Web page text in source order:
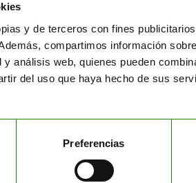
y de terceros con fines
compartimos información
y análisis web, quienes pueden
del uso que haya hecho de sus
Preferencias